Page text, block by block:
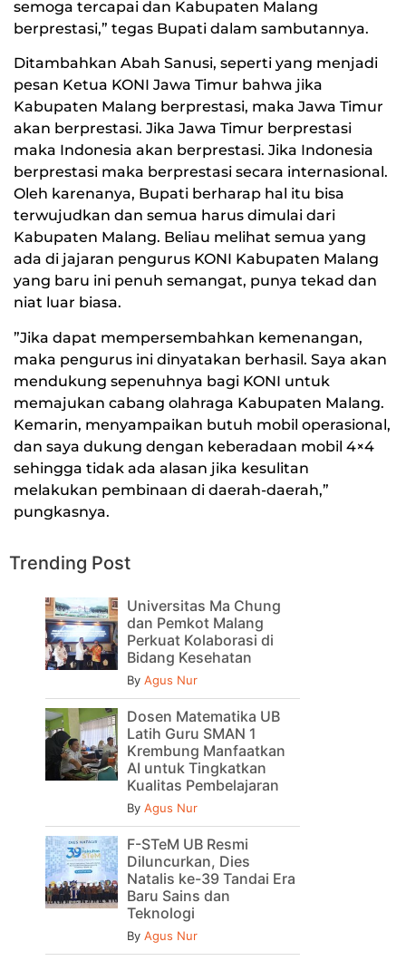
semoga tercapai dan Kabupaten Malang
berprestasi,” tegas Bupati dalam sambutannya.
Ditambahkan Abah Sanusi, seperti yang menjadi
pesan Ketua KONI Jawa Timur bahwa jika
Kabupaten Malang berprestasi, maka Jawa Timur
akan berprestasi. Jika Jawa Timur berprestasi
maka Indonesia akan berprestasi. Jika Indonesia
berprestasi maka berprestasi secara internasional.
Oleh karenanya, Bupati berharap hal itu bisa
terwujudkan dan semua harus dimulai dari
Kabupaten Malang. Beliau melihat semua yang
ada di jajaran pengurus KONI Kabupaten Malang
yang baru ini penuh semangat, punya tekad dan
niat luar biasa.
”Jika dapat mempersembahkan kemenangan,
maka pengurus ini dinyatakan berhasil. Saya akan
mendukung sepenuhnya bagi KONI untuk
memajukan cabang olahraga Kabupaten Malang.
Kemarin, menyampaikan butuh mobil operasional,
dan saya dukung dengan keberadaan mobil 4×4
sehingga tidak ada alasan jika kesulitan
melakukan pembinaan di daerah-daerah,”
pungkasnya.
Trending Post
Universitas Ma Chung
dan Pemkot Malang
Perkuat Kolaborasi di
Bidang Kesehatan
By Agus Nur
Dosen Matematika UB
Latih Guru SMAN 1
Krembung Manfaatkan
AI untuk Tingkatkan
Kualitas Pembelajaran
By Agus Nur
F-STeM UB Resmi
Diluncurkan, Dies
Natalis ke-39 Tandai Era
Baru Sains dan
Teknologi
By Agus Nur